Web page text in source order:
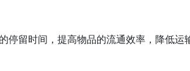
留时间，提高物品的流通效率，降低运